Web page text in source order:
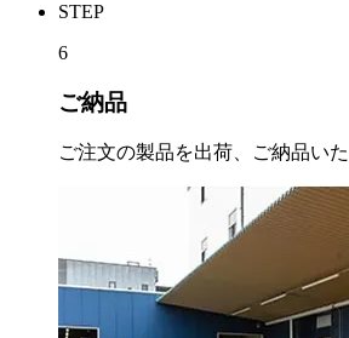
STEP
6
ご納品
ご注文の製品を出荷、ご納品いた